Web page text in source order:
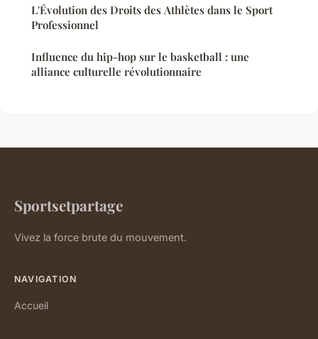
L'Évolution des Droits des Athlètes dans le Sport
Professionnel
Influence du hip-hop sur le basketball : une
alliance culturelle révolutionnaire
Sportsetpartage
Vivez la force brute du mouvement.
NAVIGATION
Accueil